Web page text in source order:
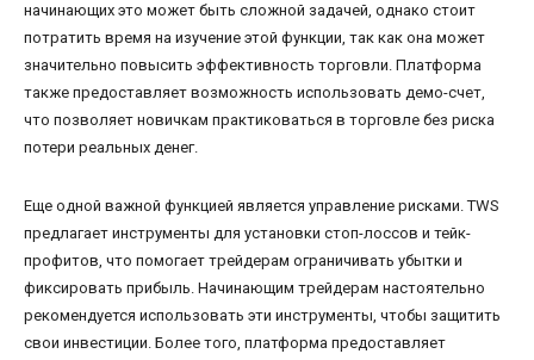
начинающих это может быть сложной задачей, однако стоит
потратить время на изучение этой функции, так как она может
значительно повысить эффективность торговли. Платформа
также предоставляет возможность использовать демо-счет,
что позволяет новичкам практиковаться в торговле без риска
потери реальных денег.
Еще одной важной функцией является управление рисками. TWS
предлагает инструменты для установки стоп-лоссов и тейк-
профитов, что помогает трейдерам ограничивать убытки и
фиксировать прибыль. Начинающим трейдерам настоятельно
рекомендуется использовать эти инструменты, чтобы защитить
свои инвестиции. Более того, платформа предоставляет